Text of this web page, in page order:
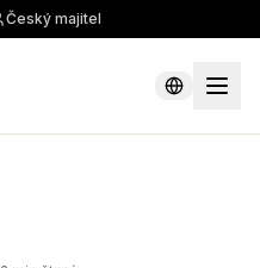
Český majitel